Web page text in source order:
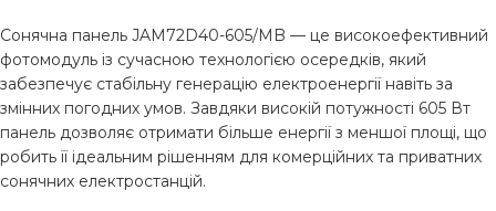
Сонячна панель JAM72D40-605/MB — це високоефективний
фотомодуль із сучасною технологією осередків, який
забезпечує стабільну генерацію електроенергії навіть за
змінних погодних умов. Завдяки високій потужності 605 Вт
панель дозволяє отримати більше енергії з меншої площі, що
робить її ідеальним рішенням для комерційних та приватних
сонячних електростанцій.